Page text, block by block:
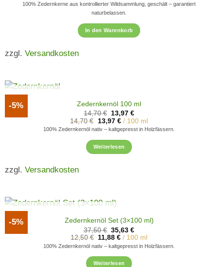
100% Zedernkerne aus kontrollierter Wildsammlung, geschält – garantiert
naturbelassen.
In den Warenkorb
zzgl. Versandkosten
-5% NICHT VORRÄTIG
Zedernkernöl 100 ml
14,70€ Ursprünglicher
Preis
war:
14,70 €
13,97€Aktueller
Preis
ist:
13,97 €.
14,70€ 13,97 €/ 100 ml
100% Zedernkernöl nativ – kaltgepresst in Holzfässern.
Weiterlesen
zzgl. Versandkosten
-5% NICHT VORRÄTIG
Zedernkernöl Set (3×100 ml)
37,50€ Ursprünglicher
Preis
war:
37,50 €
35,63€Aktueller
Preis
ist:
35,63 €.
12,50€ 11,88€ / 100 ml
100% Zedernkernöl nativ – kaltgepresst in Holzfässern.
Weiterlesen